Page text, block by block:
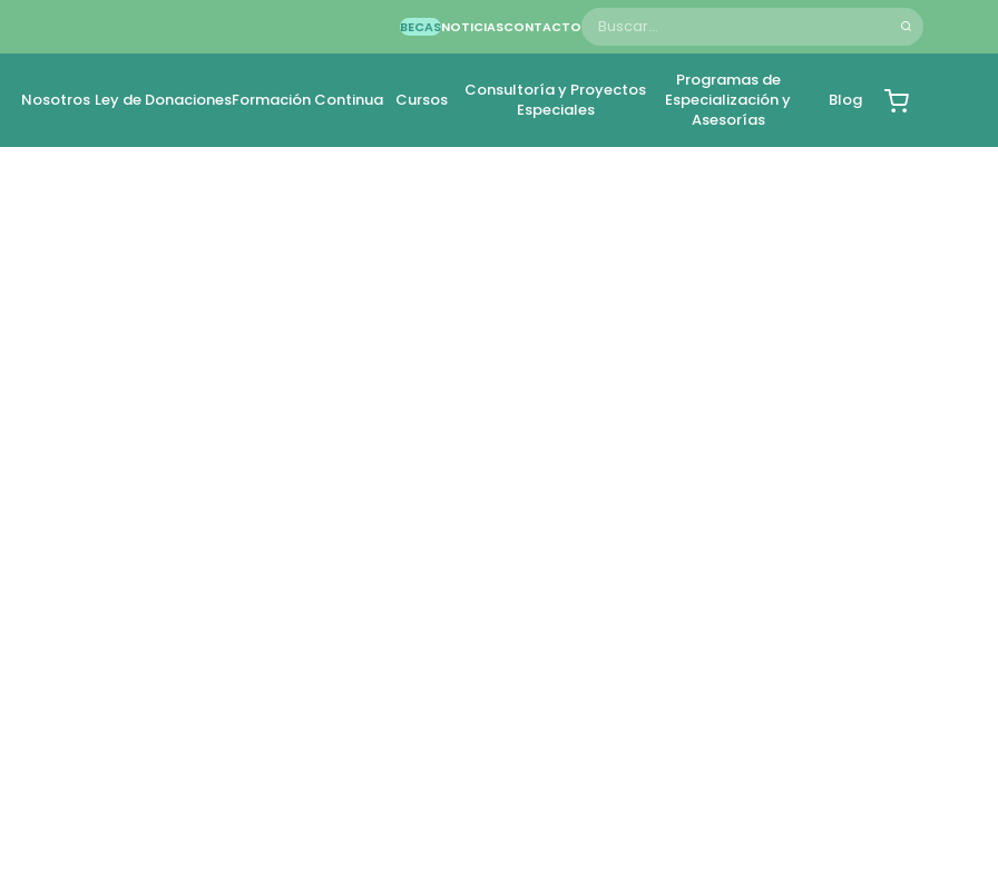
BECASNOTICIASCONTACTO
Nosotros Ley de DonacionesFormación Continua Cursos
Consultoría y Proyectos
Especiales
Programas de
Especialización y
Asesorías
Blog